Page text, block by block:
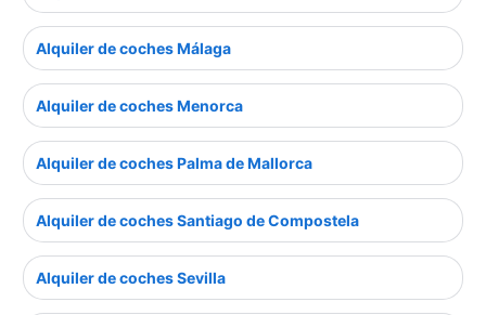
Alquiler de coches Málaga
Alquiler de coches Menorca
Alquiler de coches Palma de Mallorca
Alquiler de coches Santiago de Compostela
Alquiler de coches Sevilla